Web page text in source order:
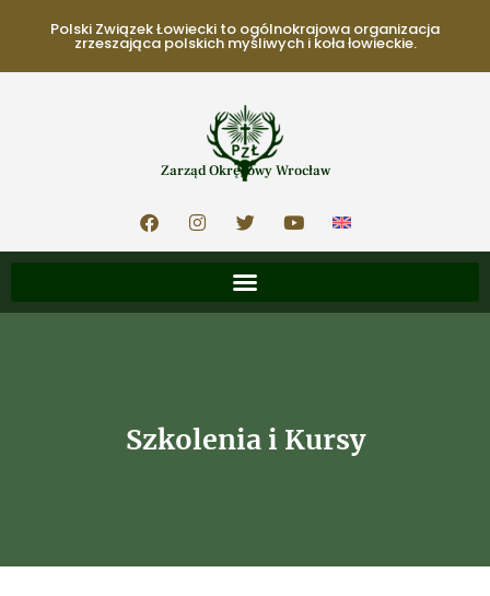
Polski Związek Łowiecki to ogólnokrajowa organizacja
zrzeszająca polskich myśliwych i koła łowieckie.
Zarząd Okręgowy Wrocław
Szkolenia i Kursy